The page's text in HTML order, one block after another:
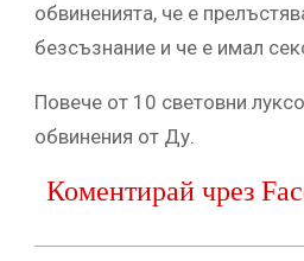
обвиненията, че е
безсъзнание и че е имал
Повече от 10 световни
обвинения от Ду.
Коментирай чрез